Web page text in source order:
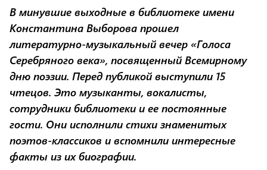
В минувшие выходные в библиотеке имени
Константина Выборова прошел
литературно-музыкальный вечер «Голоса
Серебряного века», посвященный Всемирному
дню поэзии. Перед публикой выступили 15
чтецов. Это музыканты, вокалисты,
сотрудники библиотеки и ее постоянные
гости. Они исполнили стихи знаменитых
поэтов-классиков и вспомнили интересные
факты из их биографии.